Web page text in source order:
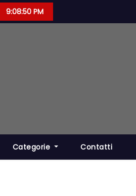
9:08:50 PM
Categorie Contatti